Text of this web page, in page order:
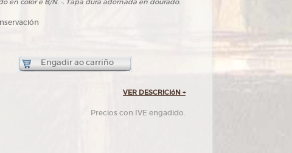
en color e B/N. -. Tapa dura adornada en dourado.
Engadir ao carriño
VER DESCRICIóN +
Precios con IVE engadido.